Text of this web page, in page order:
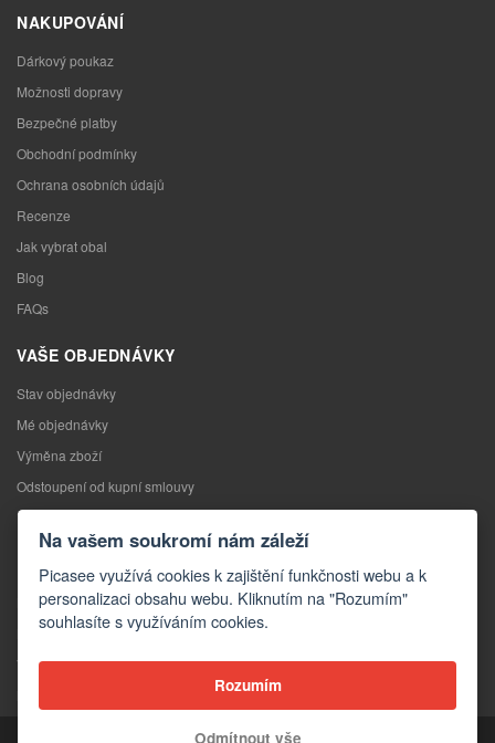
NAKUPOVÁNÍ
Dárkový poukaz
Možnosti dopravy
Bezpečné platby
Obchodní podmínky
Ochrana osobních údajů
Recenze
Jak vybrat obal
Blog
FAQs
VAŠE OBJEDNÁVKY
Stav objednávky
Mé objednávky
Výměna zboží
Odstoupení od kupní smlouvy
Reklamace
Kontakty
Kontaktní formulář
Velkoobchod
Na vašem soukromí nám záleží
Picasee využívá cookies k zajištění funkčnosti webu a k
personalizaci obsahu webu. Kliknutím na "Rozumím"
souhlasíte s využíváním cookies.
Rozumím
Odmítnout vše